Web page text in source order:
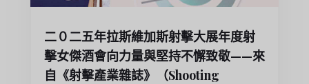
二０二五年拉斯維加斯射擊大展年度射
擊女傑酒會向力量與堅持不懈致敬——來
自《射擊產業雜誌》（Shooting